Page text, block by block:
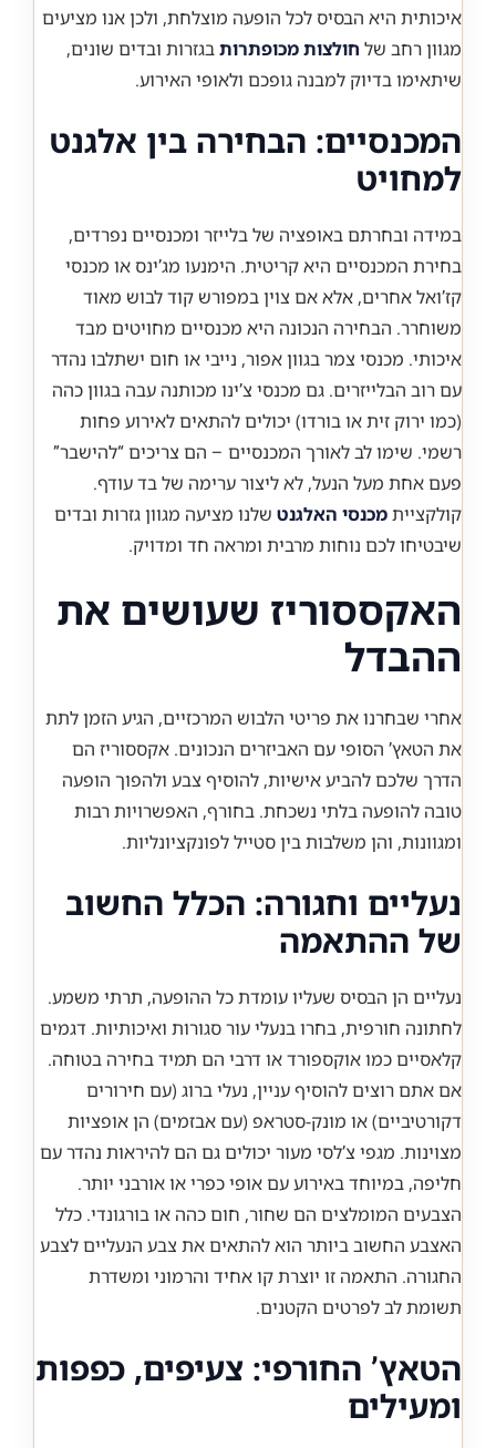
איכותית היא הבסיס לכל הופעה מוצלחת, ולכן אנו מציעים
מגוון רחב של חולצות מכופתרותבגזרות ובדים שונים,
שיתאימו בדיוק למבנה גופכם ולאופי האירוע.
המכנסיים: הבחירה בין אלגנט
למחויט
במידה ובחרתם באופציה של בלייזר ומכנסיים נפרדים,
בחירת המכנסיים היא קריטית. הימנעו מג’ינס או מכנסי
קז’ואל אחרים, אלא אם צוין במפורש קוד לבוש מאוד
משוחרר. הבחירה הנכונה היא מכנסיים מחויטים מבד
איכותי. מכנסי צמר בגוון אפור, נייבי או חום ישתלבו נהדר
עם רוב הבלייזרים. גם מכנסי צ’ינו מכותנה עבה בגוון כהה
(כמו ירוק זית או בורדו) יכולים להתאים לאירוע פחות
רשמי. שימו לב לאורך המכנסיים – הם צריכים “להישבר”
פעם אחת מעל הנעל, לא ליצור ערימה של בד עודף.
קולקצייתמכנסי האלגנט שלנו מציעה מגוון גזרות ובדים
שיבטיחו לכם נוחות מרבית ומראה חד ומדויק.
האקססוריז שעושים את
ההבדל
אחרי שבחרנו את פריטי הלבוש המרכזיים, הגיע הזמן לתת
את הטאץ’ הסופי עם האביזרים הנכונים. אקססוריז הם
הדרך שלכם להביע אישיות, להוסיף צבע ולהפוך הופעה
טובה להופעה בלתי נשכחת. בחורף, האפשרויות רבות
ומגוונות, והן משלבות בין סטייל לפונקציונליות.
נעליים וחגורה: הכלל החשוב
של ההתאמה
נעליים הן הבסיס שעליו עומדת כל ההופעה, תרתי משמע.
לחתונה חורפית, בחרו בנעלי עור סגורות ואיכותיות. דגמים
קלאסיים כמו אוקספורד או דרבי הם תמיד בחירה בטוחה.
אם אתם רוצים להוסיף עניין, נעלי ברוג (עם חירורים
דקורטיביים) או מונק-סטראפ (עם אבזמים) הן אופציות
מצוינות. מגפי צ’לסי מעור יכולים גם הם להיראות נהדר עם
חליפה, במיוחד באירוע עם אופי כפרי או אורבני יותר.
הצבעים המומלצים הם שחור, חום כהה או בורגונדי. כלל
האצבע החשוב ביותר הוא להתאים את צבע הנעליים לצבע
החגורה. התאמה זו יוצרת קו אחיד והרמוני ומשדרת
תשומת לב לפרטים הקטנים.
הטאץ’ החורפי: צעיפים, כפפות
ומעילים